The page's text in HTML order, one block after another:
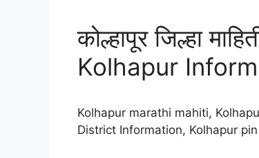
कोल्हापूर जिल्हा
Kolhapur
Kolhapur marathi mahiti,
District Information, Kolhapur pin